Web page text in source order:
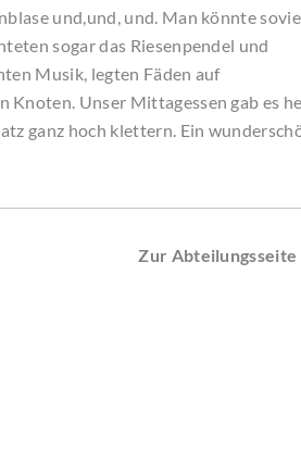
und,und, und. Man könnte
sogar das Riesenpendel und
Musik, legten Fäden auf
Knoten. Unser Mittagessen gab es
ganz hoch klettern. Ein
Zur